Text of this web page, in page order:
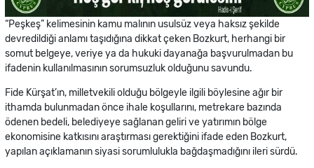
“Peşkeş” kelimesinin kamu malının usulsüz veya haksız şekilde
devredildiği anlamı taşıdığına dikkat çeken Bozkurt, herhangi bir
somut belgeye, veriye ya da hukuki dayanağa başvurulmadan bu
ifadenin kullanılmasının sorumsuzluk olduğunu savundu.
Fide Kürşat’ın, milletvekili olduğu bölgeyle ilgili böylesine ağır bir
ithamda bulunmadan önce ihale koşullarını, metrekare bazında
ödenen bedeli, belediyeye sağlanan geliri ve yatırımın bölge
ekonomisine katkısını araştırması gerektiğini ifade eden Bozkurt,
yapılan açıklamanın siyasi sorumlulukla bağdaşmadığını ileri sürdü.